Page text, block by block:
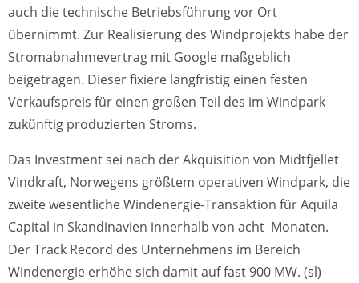
auch die technische Betriebsführung vor Ort
übernimmt. Zur Realisierung des Windprojekts habe der
Stromabnahmevertrag mit Google maßgeblich
beigetragen. Dieser fixiere langfristig einen festen
Verkaufspreis für einen großen Teil des im Windpark
zukünftig produzierten Stroms.
Das Investment sei nach der Akquisition von Midtfjellet
Vindkraft, Norwegens größtem operativen Windpark, die
zweite wesentliche Windenergie-Transaktion für Aquila
Capital in Skandinavien innerhalb von acht Monaten.
Der Track Record des Unternehmens im Bereich
Windenergie erhöhe sich damit auf fast 900 MW. (sl)